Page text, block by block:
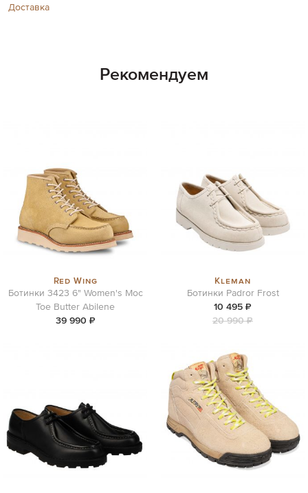
Доставка
Рекомендуем
Red Wing
Ботинки 3423 6" Women's Moc
Toe Butter Abilene
39 990 ₽
Kleman
Ботинки Padror Frost
10 495 ₽
20 990 ₽